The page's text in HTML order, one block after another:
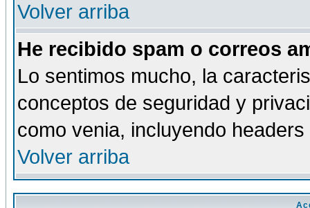
Volver arriba
He recibido spam o correos
Lo sentimos mucho, la
conceptos de seguridad y
como venia, incluyendo
Volver arriba